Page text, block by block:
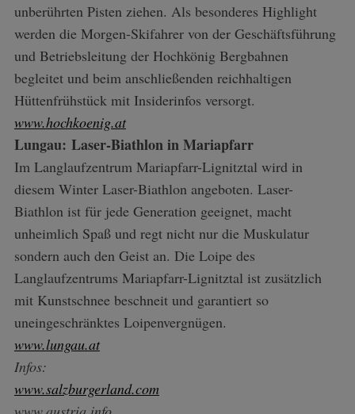
unberührten Pisten ziehen. Als besonderes Highlight
werden die Morgen-Skifahrer von der Geschäftsführung
und Betriebsleitung der Hochkönig Bergbahnen
begleitet und beim anschließenden reichhaltigen
Hüttenfrühstück mit Insiderinfos versorgt.
www.hochkoenig.at
Lungau: Laser-Biathlon in Mariapfarr
Im Langlaufzentrum Mariapfarr-Lignitztal wird in
diesem Winter Laser-Biathlon angeboten. Laser-
Biathlon ist für jede Generation geeignet, macht
unheimlich Spaß und regt nicht nur die Muskulatur
sondern auch den Geist an. Die Loipe des
Langlaufzentrums Mariapfarr-Lignitztal ist zusätzlich
mit Kunstschnee beschneit und garantiert so
uneingeschränktes Loipenvergnügen.
www.lungau.at
Infos:
www.salzburgerland.com